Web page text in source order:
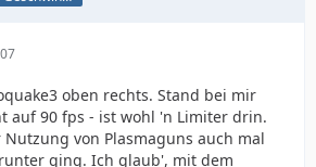
oben rechts. Stand bei mir
auf 90 fps - ist wohl 'n Limiter drin.
von Plasmaguns auch mal
ging. Ich glaub', mit dem